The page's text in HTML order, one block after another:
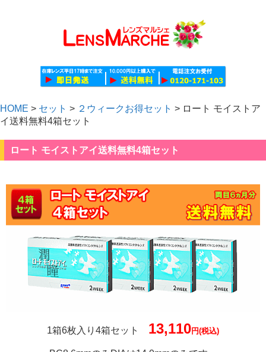
HOME > セット > ２ウィークお得セット > ロート モイストア
イ送料無料4箱セット
ロート モイストアイ送料無料4箱セット
1箱6枚入り4箱セット 13,110円(税込)